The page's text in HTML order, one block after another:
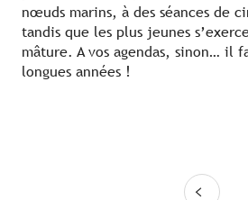
nœuds marins, à des séances de
tandis que les plus jeunes
mâture. A vos agendas, sinon… il
longues années !